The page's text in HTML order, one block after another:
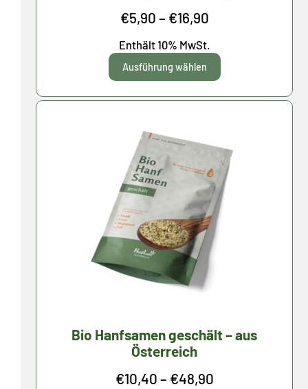
€5,90 – €16,90Preisspanne:
bis
€16,90
Enthält 10% MwSt.
Ausführung wählen
Bio Hanfsamen geschält – aus
Österreich
€10,40 – €48,90Preisspanne: